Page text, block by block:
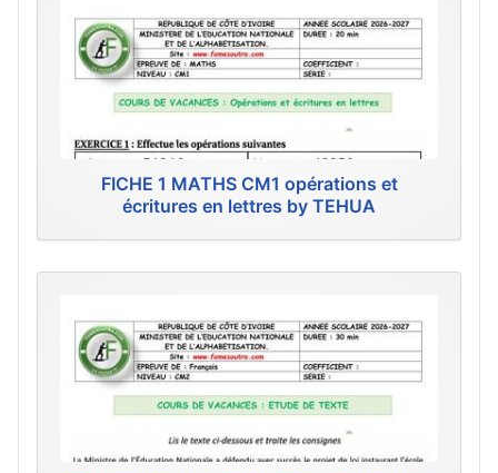
FICHE 1 MATHS CM1 opérations et
écritures en lettres by TEHUA